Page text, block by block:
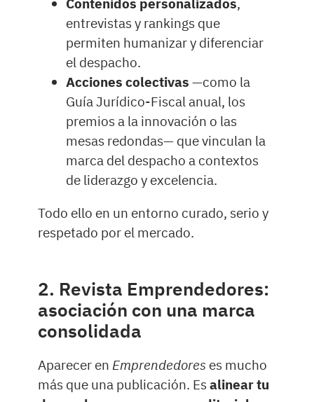
entrevistas y rankings que
permiten humanizar y diferenciar
el despacho.
Acciones colectivas —como la
Guía Jurídico-Fiscal anual, los
premios a la innovación o las
mesas redondas— que vinculan la
marca del despacho a contextos
de liderazgo y excelencia.
Todo ello en un entorno curado, serio y
respetado por el mercado.
2. Revista Emprendedores:
asociación con una marca
consolidada
Aparecer en Emprendedores es mucho
más que una publicación. Esalinear tu